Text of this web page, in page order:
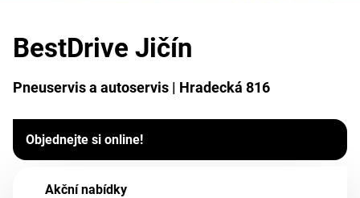
BestDrive Jičín
Pneuservis a autoservis | Hradecká 816
Objednejte si online!
Akční nabídky